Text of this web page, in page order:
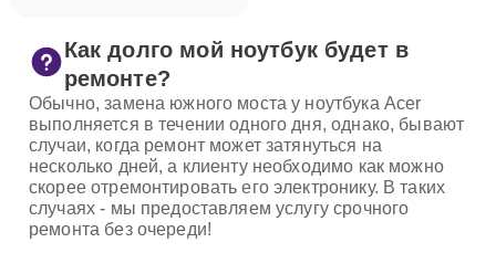
Как долго мой ноутбук будет в
ремонте?
Обычно, замена южного моста у ноутбука Acer
выполняется в течении одного дня, однако, бывают
случаи, когда ремонт может затянуться на
несколько дней, а клиенту необходимо как можно
скорее отремонтировать его электронику. В таких
случаях - мы предоставляем услугу срочного
ремонта без очереди!